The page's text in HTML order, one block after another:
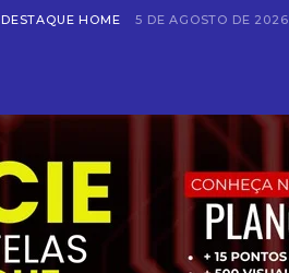
DESTAQUE HOME 5 DE AGOSTO DE 2026